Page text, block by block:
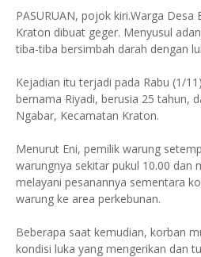
PASURUAN, pojok kiri.Warga Desa
Kraton dibuat geger. Menyusul
tiba-tiba bersimbah darah dengan
Kejadian itu terjadi pada Rabu (1/
bernama Riyadi, berusia 25 tahun,
Ngabar, Kecamatan Kraton.
Menurut Eni, pemilik warung
warungnya sekitar pukul 10.00 dan
melayani pesanannya sementara
warung ke area perkebunan.
Beberapa saat kemudian, korban
kondisi luka yang mengerikan dan